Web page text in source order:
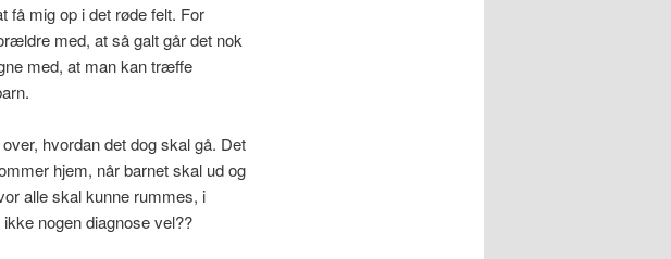
mig op i det røde felt. For
med, at så galt går det nok
med, at man kan træffe
hvordan det dog skal gå. Det
hjem, når barnet skal ud og
alle skal kunne rummes, i
nogen diagnose vel??